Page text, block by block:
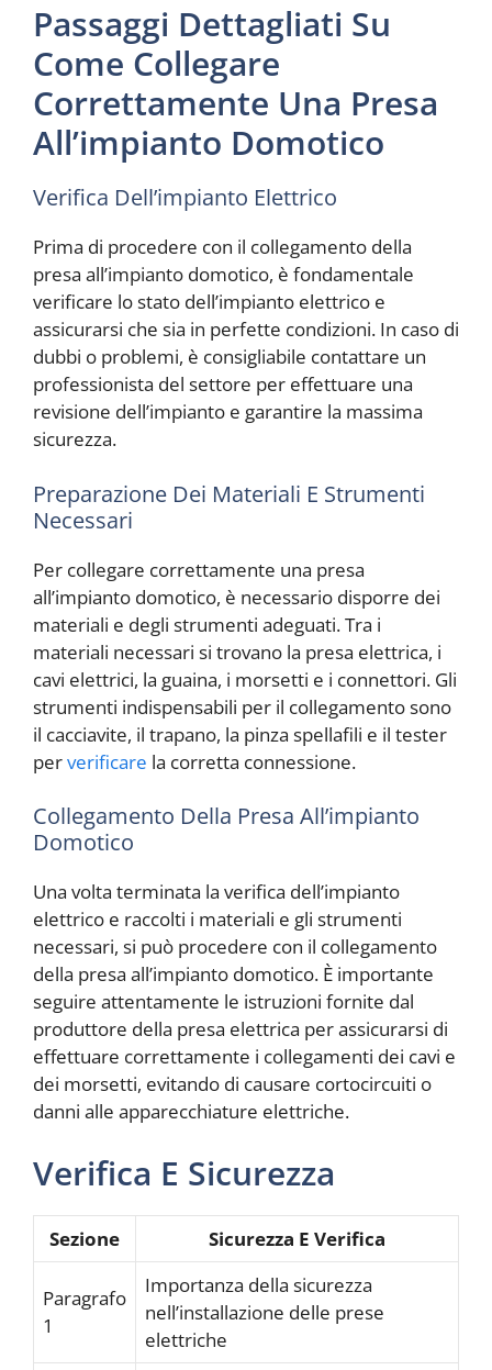
Passaggi Dettagliati Su
Come Collegare
Correttamente Una Presa
All’impianto Domotico
Verifica Dell’impianto Elettrico
Prima di procedere con il collegamento della
presa all’impianto domotico, è fondamentale
verificare lo stato dell’impianto elettrico e
assicurarsi che sia in perfette condizioni. In caso di
dubbi o problemi, è consigliabile contattare un
professionista del settore per effettuare una
revisione dell’impianto e garantire la massima
sicurezza.
Preparazione Dei Materiali E Strumenti
Necessari
Per collegare correttamente una presa
all’impianto domotico, è necessario disporre dei
materiali e degli strumenti adeguati. Tra i
materiali necessari si trovano la presa elettrica, i
cavi elettrici, la guaina, i morsetti e i connettori. Gli
strumenti indispensabili per il collegamento sono
il cacciavite, il trapano, la pinza spellafili e il tester
perverificare la corretta connessione.
Collegamento Della Presa All’impianto
Domotico
Una volta terminata la verifica dell’impianto
elettrico e raccolti i materiali e gli strumenti
necessari, si può procedere con il collegamento
della presa all’impianto domotico. È importante
seguire attentamente le istruzioni fornite dal
produttore della presa elettrica per assicurarsi di
effettuare correttamente i collegamenti dei cavi e
dei morsetti, evitando di causare cortocircuiti o
danni alle apparecchiature elettriche.
Verifica E Sicurezza
Sezione Sicurezza E Verifica
Paragrafo
1
Importanza della sicurezza
nell’installazione delle prese
elettriche